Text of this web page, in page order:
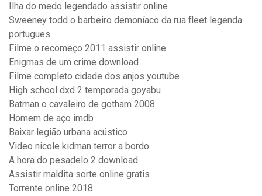
Ilha do medo legendado assistir online
Sweeney todd o barbeiro demoníaco da rua fleet legenda
portugues
Filme o recomeço 2011 assistir online
Enigmas de um crime download
Filme completo cidade dos anjos youtube
High school dxd 2 temporada goyabu
Batman o cavaleiro de gotham 2008
Homem de aço imdb
Baixar legião urbana acústico
Video nicole kidman terror a bordo
A hora do pesadelo 2 download
Assistir maldita sorte online gratis
Torrente online 2018